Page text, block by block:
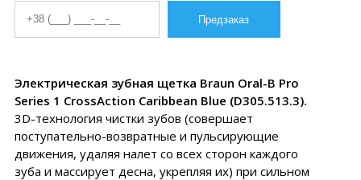
Электрическая зубная щетка Braun Oral-B Pro
Series 1 CrossAction Caribbean Blue (D305.513.3).
3D-технология чистки зубов (совершает
поступательно-возвратные и пульсирующие
движения, удаляя налет со всех сторон каждого
зуба и массирует десна, укрепляя их) при сильном